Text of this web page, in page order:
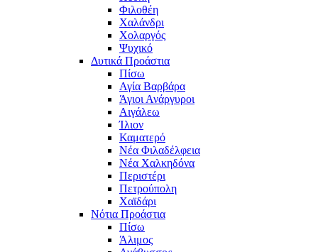
Φιλοθέη
Χαλάνδρι
Χολαργός
Ψυχικό
Δυτικά Προάστια
Πίσω
Αγία Βαρβάρα
Άγιοι Ανάργυροι
Αιγάλεω
Ίλιον
Καματερό
Νέα Φιλαδέλφεια
Νέα Χαλκηδόνα
Περιστέρι
Πετρούπολη
Χαϊδάρι
Νότια Προάστια
Πίσω
Άλιμος